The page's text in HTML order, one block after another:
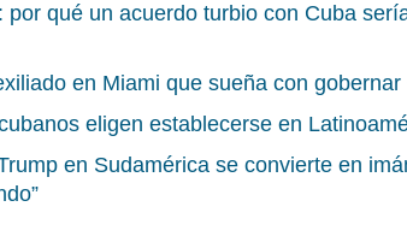
por qué un acuerdo turbio con Cuba
en Miami que sueña con gobernar
eligen establecerse en
en Sudamérica se convierte en